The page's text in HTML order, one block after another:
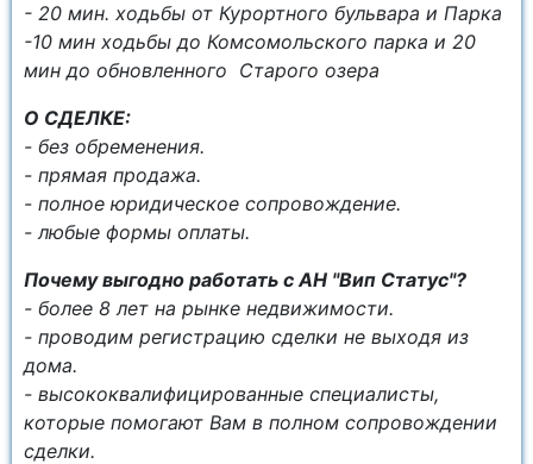
- 20 мин. ходьбы от Курортного бульвара и Парка
-10 мин ходьбы до Комсомольского парка и 20
мин до обновленного Старого озера
О СДЕЛКЕ:
- без обременения.
- прямая продажа.
- полное юридическое сопровождение.
- любые формы оплаты.
Почему выгодно работать с АН "Вип Статус"?
- более 8 лет на рынке недвижимости.
- проводим регистрацию сделки не выходя из
дома.
- высококвалифицированные специалисты,
которые помогают Вам в полном сопровождении
сделки.